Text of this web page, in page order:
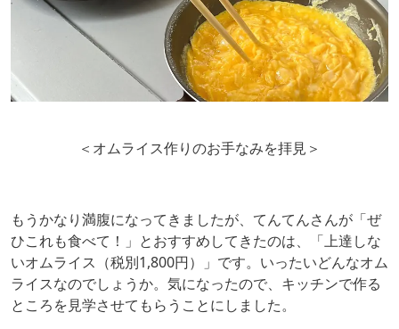
＜オムライス作りのお手なみを拝見＞
もうかなり満腹になってきましたが、てんてんさんが「ぜ
ひこれも食べて！」とおすすめしてきたのは、「上達しな
いオムライス（税別1,800円）」です。いったいどんなオム
ライスなのでしょうか。気になったので、キッチンで作る
ところを見学させてもらうことにしました。